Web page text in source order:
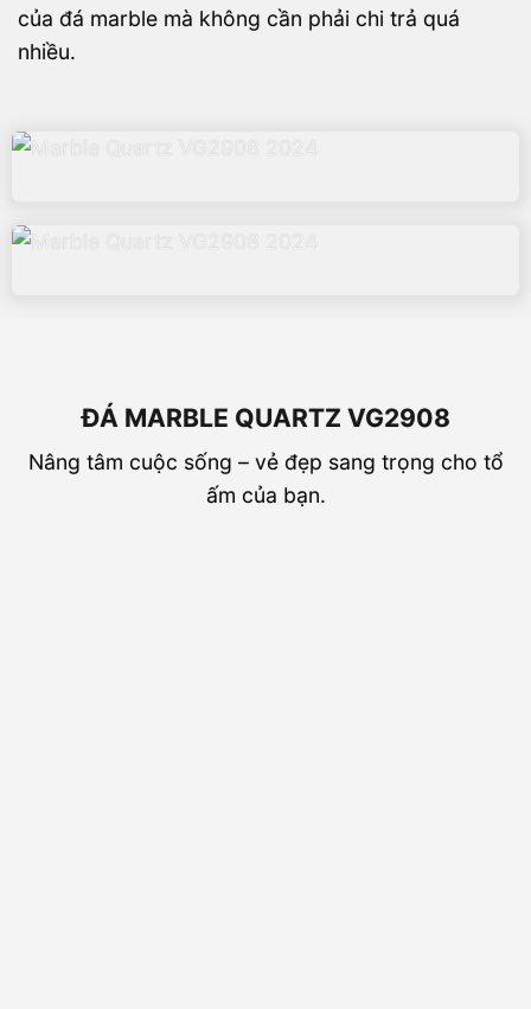
của đá marble mà không cần phải chi trả quá
nhiều.
ĐÁ MARBLE QUARTZ VG2908
Nâng tâm cuộc sống – vẻ đẹp sang trọng cho tổ
ấm của bạn.